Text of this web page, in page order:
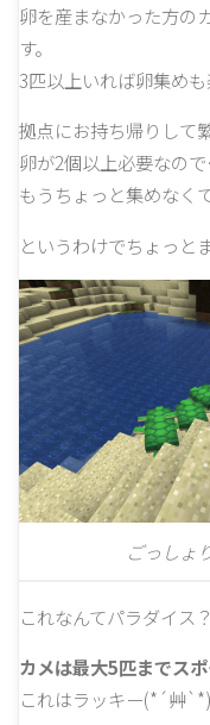
卵を産まなかった方の
す。
3匹以上いれば卵集めも
拠点にお持ち帰りして
卵が2個以上必要なの
もうちょっと集めなく
というわけでちょっと
ごっしょ
これなんてパラダイス
カメは最大5匹までス
これはラッキー(*´艸`*)